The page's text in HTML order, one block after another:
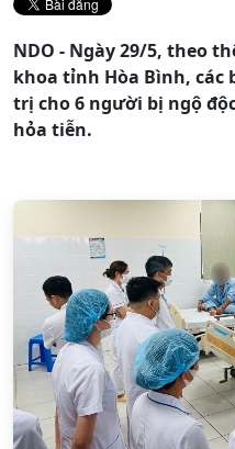
NDO - Ngày 29/5, theo
khoa tỉnh Hòa Bình, các
trị cho 6 người bị ngộ
hỏa tiễn.